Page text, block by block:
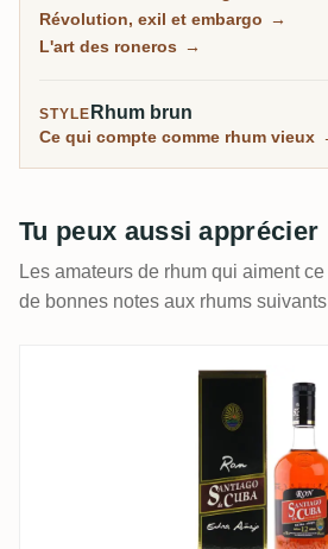
son rhum est entièrement géré
États-Unis, et pourtant Havana
Révolution, exil et embargo →
L'art des roneros →
STYLE Rhum brun
Ce qui compte comme rhum vieux
Tu peux aussi apprécier
Les amateurs de rhum qui aiment
de bonnes notes aux rhums suivants
Santiago de Cuba Extra